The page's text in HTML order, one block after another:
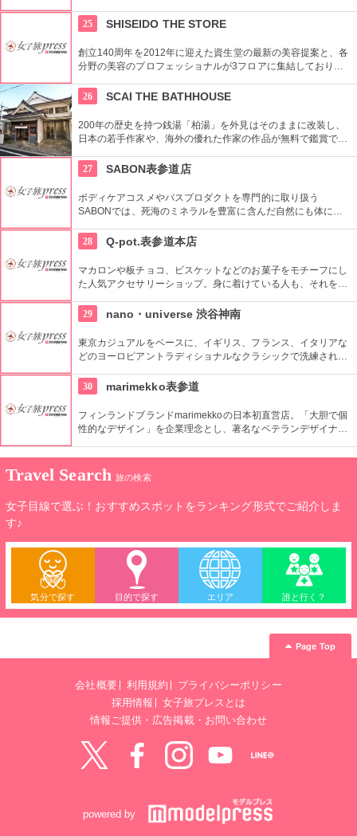
り、心も体もリフレッシュできます。
25 SHISEIDO THE STORE
創立140周年を2012年に迎えた資生堂の最新の美容提案と、各
分野の美容のプロフェッショナルが3フロアに集結しており、
ベントなどのイベントをしているのでチェックしよう。
26 SCAI THE BATHHOUSE
200年の歴史を持つ銭湯「柏湯」を外見はそのままに改装し、
日本の若手作家や、海外の優れた作家の作品が無料で鑑賞でき
27
SABON表参道店
ボディケアコスメやバスプロダクトを専門的に取り扱う
SABONでは、死海のミネラルを豊富に含んだ自然にも体にも
28
Q-pot.表参道本店
マカロンや板チョコ、ビスケットなどのお菓子をモチーフにし
た人気アクセサリーショップ。身に着けている人も、それを見
ト。
29 nano・universe 渋谷神南
東京カジュアルをベースに、イギリス、フランス、イタリアな
どのヨーロピアントラディショナルなクラシックで洗練された
30
marimekko表参道
フィンランドブランドmarimekkoの日本初直営店。「大胆で個
性的なデザイン」を企業理念とし、著名なベテランデザイナー
いる。ファブリックやウエア、キッチン雑貨など幅広く取り揃
えている。
Travel Search 旅の検索
女子目線で選ぶ！おすすめスポットをランキング形式でご紹介しま
す♪
気分で探す 目的で探す エリア 誰と行く？
Page Top
会社概要 利用規約
プライバシーポリシー
採用情報
女子旅プレスとは
情報ご提供・広告掲載・お問い合わせ
powered by